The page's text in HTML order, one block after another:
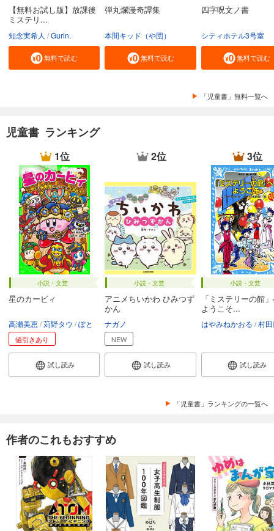
【無料お試し版】放課後
ミステリ...
知念実希人 Gurin.
無料で読む
弾丸爛漫奇譚集
本間キッド（や団）
無料で読む
四字呪文ノ書
シティホテル3号室
無料で読む
「児童書」無料一覧へ
児童書 ランキング
1位
小説・文芸
星のカービィ
高瀬美恵 苅野タウ ぽと
値引きあり
試し読み
2位
小説・文芸
アニメちいかわ ひみつず
かん
ナガノ
NEW
試し読み
3位
小説・文芸
「ミステリーの館
ようこそ...
はやみねかおる 村
試し読み
「児童書」ランキングの一覧へ
作者のこれもおすすめ